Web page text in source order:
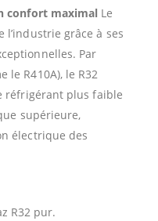
confort maximal Le
l’industrie grâce à ses
Par
le R410A), le R32
réfrigérant plus faible
supérieure,
électrique des
R32 pur.